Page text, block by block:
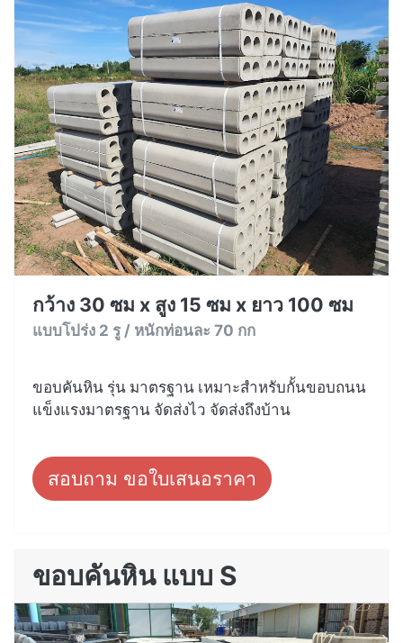
กว้าง 30 ซม x สูง 15 ซม x ยาว 100 ซม
แบบโปร่ง 2 รู / หนักท่อนละ 70 กก
ขอบคันหิน รุ่น มาตรฐาน เหมาะสำหรับกั้นขอบถนน
แข็งแรงมาตรฐาน จัดส่งไว จัดส่งถึงบ้าน
สอบถาม ขอใบเสนอราคา
ขอบคันหิน แบบ S